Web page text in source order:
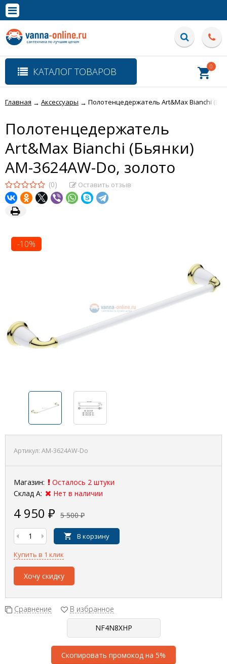
Полная версия сайта
КАТАЛОГ ТОВАРОВ 0
Главная → Аксессуары → Полотенцедержатель Art&Max Bianchi
Полотенцедержатель
Art&Max Bianchi (Бьянки)
AM-3624AW-Do, золото
(0) Оставить отзыв
-10%
Артикул: AM-3624AW-Do
Магазин:
Осталось 2 штуки
Склад А:
Нет в наличии
4 950 ₽ 5 500₽
В корзину
Купить в 1 клик
Хочу скидку
Сравнение В избранное
Скопировать промокод на 5%